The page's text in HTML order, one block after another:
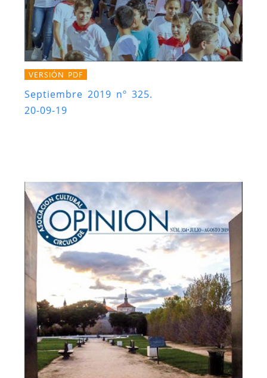
VERSIÓN PDF
Septiembre 2019 nº 325.
20-09-19